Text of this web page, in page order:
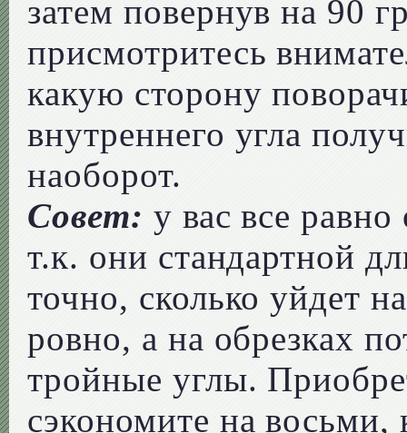
затем повернув на 90
присмотритесь
какую сторону
внутреннего угла
наоборот.
Совет: у вас все
т.к. они стандартной
точно, сколько уйдет
ровно, а на обрезках
тройные углы.
сэкономите на